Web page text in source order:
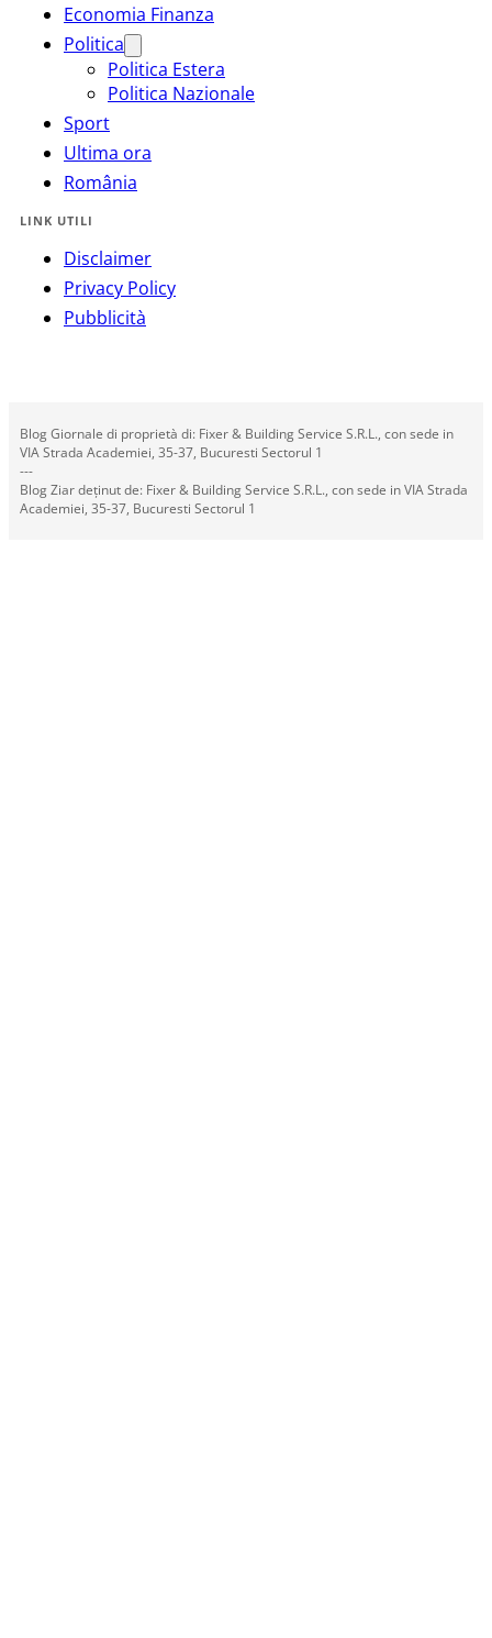
Economia Finanza
Politica
Politica Estera
Politica Nazionale
Sport
Ultima ora
România
LINK UTILI
Disclaimer
Privacy Policy
Pubblicità
Blog Giornale di proprietà di: Fixer & Building Service S.R.L., con sede in
VIA Strada Academiei, 35-37, Bucuresti Sectorul 1
---
Blog Ziar deținut de: Fixer & Building Service S.R.L., con sede in VIA Strada
Academiei, 35-37, Bucuresti Sectorul 1